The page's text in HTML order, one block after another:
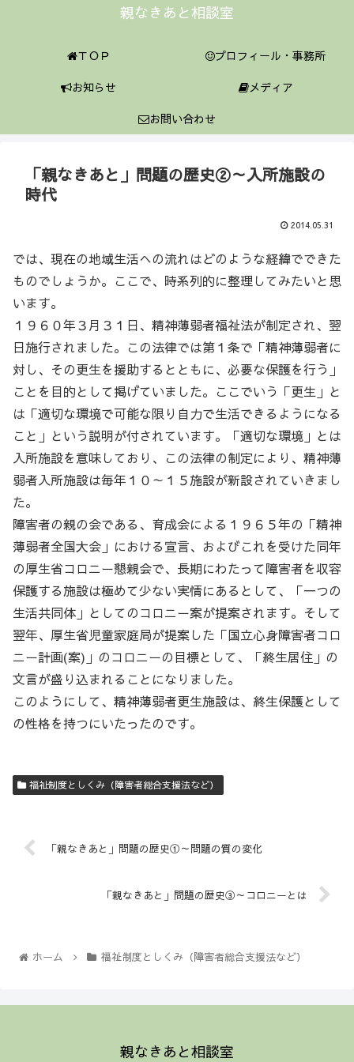
親なきあと相談室
ＴＯＰ
プロフィール・事務所
お知らせ
メディア
お問い合わせ
「親なきあと」問題の歴史②～入所施設の
時代
2014.05.31
では、現在の地域生活への流れはどのような経緯でできた
ものでしょうか。ここで、時系列的に整理してみたいと思
います。
１９６０年３月３１日、精神薄弱者福祉法が制定され、翌
日施行されました。この法律では第１条で「精神薄弱者に
対し、その更生を援助するとともに、必要な保護を行う」
ことを目的として掲げていました。ここでいう「更生」と
は「適切な環境で可能な限り自力で生活できるようになる
こと」という説明が付されています。「適切な環境」とは
入所施設を意味しており、この法律の制定により、精神薄
弱者入所施設は毎年１０～１５施設が新設されていきまし
た。
障害者の親の会である、育成会による１９６５年の「精神
薄弱者全国大会」における宣言、およびこれを受けた同年
の厚生省コロニー懇親会で、長期にわたって障害者を収容
保護する施設は極めて少ない実情にあるとして、「一つの
生活共同体」としてのコロニー案が提案されます。そして
翌年、厚生省児童家庭局が提案した「国立心身障害者コロ
ニー計画(案)」のコロニーの目標として、「終生居住」の
文言が盛り込まれることになりました。
このようにして、精神薄弱者更生施設は、終生保護として
の性格を持つにいたったのです。
福祉制度としくみ（障害者総合支援法など）
「親なきあと」問題の歴史①～問題の質の変化
「親なきあと」問題の歴史③～コロニーとは
ホーム 福祉制度としくみ（障害者総合支援法など）
親なきあと相談室